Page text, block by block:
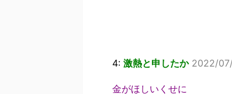
4: 激熱と申したか 2022/
金がほしいくせに